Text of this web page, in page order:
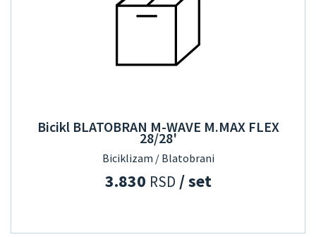
Bicikl BLATOBRAN M-WAVE M.MAX FLEX
28/28'
Biciklizam / Blatobrani
3.830 RSD / set